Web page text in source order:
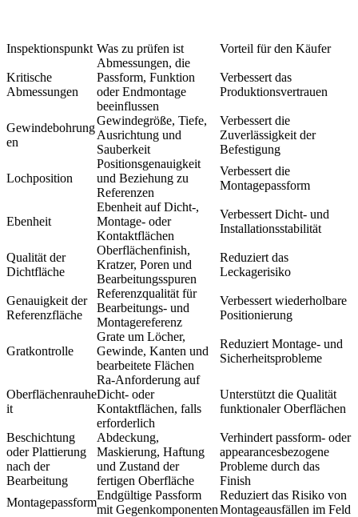
Inspektionspunkt Was zu prüfen ist Vorteil für den Käufer
Kritische
Abmessungen
Abmessungen, die
Passform, Funktion
oder Endmontage
beeinflussen
Verbessert das
Produktionsvertrauen
Gewindebohrung
en
Gewindegröße, Tiefe,
Ausrichtung und
Sauberkeit
Verbessert die
Zuverlässigkeit der
Befestigung
Lochposition
Positionsgenauigkeit
und Beziehung zu
Referenzen
Verbessert die
Montagepassform
Ebenheit
Ebenheit auf Dicht-,
Montage- oder
Kontaktflächen
Verbessert Dicht- und
Installationsstabilität
Qualität der
Dichtfläche
Oberflächenfinish,
Kratzer, Poren und
Bearbeitungsspuren
Reduziert das
Leckagerisiko
Genauigkeit der
Referenzfläche
Referenzqualität für
Bearbeitungs- und
Montagereferenz
Verbessert wiederholbare
Positionierung
Gratkontrolle
Grate um Löcher,
Gewinde, Kanten und
bearbeitete Flächen
Reduziert Montage- und
Sicherheitsprobleme
Oberflächenrauhe
it
Ra-Anforderung auf
Dicht- oder
Kontaktflächen, falls
erforderlich
Unterstützt die Qualität
funktionaler Oberflächen
Beschichtung
oder Plattierung
nach der
Bearbeitung
Abdeckung,
Maskierung, Haftung
und Zustand der
fertigen Oberfläche
Verhindert passform- oder
appearancesbezogene
Probleme durch das
Finish
Montagepassform
Endgültige Passform
mit Gegenkomponenten
Reduziert das Risiko von
Montageausfällen im Feld